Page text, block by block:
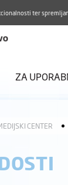
Aktualno
ZA
CENTER
ter